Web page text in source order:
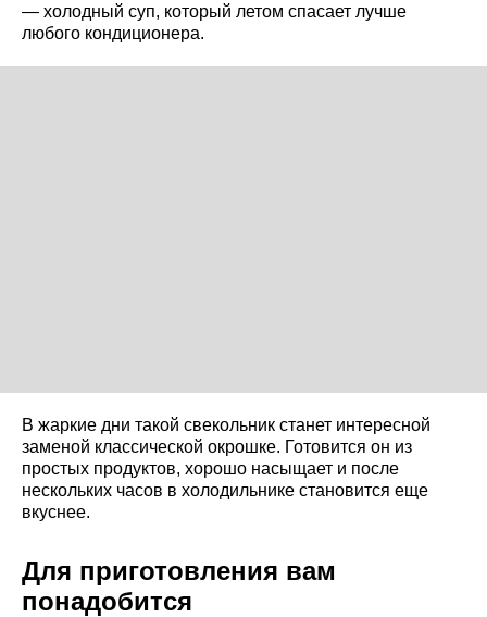
— холодный суп, который летом спасает лучше
любого кондиционера.
В жаркие дни такой свекольник станет интересной
заменой классической окрошке. Готовится он из
простых продуктов, хорошо насыщает и после
нескольких часов в холодильнике становится еще
вкуснее.
Для приготовления вам
понадобится